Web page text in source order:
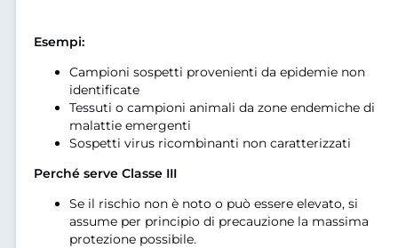
Esempi:
Campioni sospetti provenienti da epidemie non
identificate
Tessuti o campioni animali da zone endemiche di
malattie emergenti
Sospetti virus ricombinanti non caratterizzati
Perché serve Classe III
Se il rischio non è noto o può essere elevato, si
assume per principio di precauzione la massima
protezione possibile.